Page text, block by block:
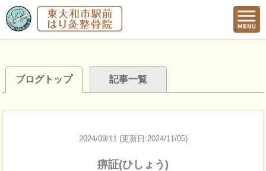
ブログトップ 記事一覧
2024/09/11 (更新日:2024/11/05)
痹証(ひしょう)